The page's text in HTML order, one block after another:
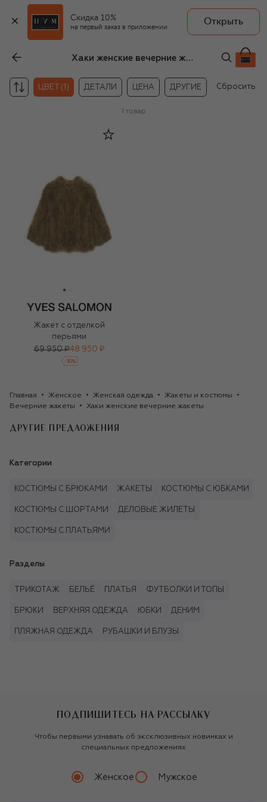
Скидка 10%
на первый заказ в приложении
Открыть
Хаки женские вечерние жакеты
ЦВЕТ (1) ДЕТАЛИ ЦЕНА ДРУГИЕ Сбросить
1 товар
Жакет с отделкой
перьями
69 950 ₽48 950 ₽
-30%
Главная Женское Женская одежда
Жакеты и костюмы
Вечерние жакеты
Хаки женские вечерние жакеты
ДРУГИЕ ПРЕДЛОЖЕНИЯ
Категории
КОСТЮМЫ С БРЮКАМИ ЖАКЕТЫ КОСТЮМЫ С ЮБКАМИ
КОСТЮМЫ С ШОРТАМИ ДЕЛОВЫЕ ЖИЛЕТЫ
КОСТЮМЫ С ПЛАТЬЯМИ
Разделы
ТРИКОТАЖ БЕЛЬЁ ПЛАТЬЯ ФУТБОЛКИ И ТОПЫ
БРЮКИ ВЕРХНЯЯ ОДЕЖДА ЮБКИ ДЕНИМ
ПЛЯЖНАЯ ОДЕЖДА РУБАШКИ И БЛУЗЫ
ПОДПИШИТЕСЬ НА РАССЫЛКУ
Чтобы первыми узнавать об эксклюзивных новинках и
специальных предложениях
Женское Мужское